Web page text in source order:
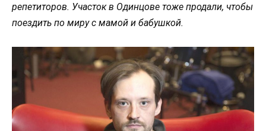
репетиторов. Участок в Одинцове тоже продали, чтобы
поездить по миру с мамой и бабушкой.